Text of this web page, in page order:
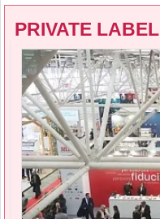
PRIVATE LABEL